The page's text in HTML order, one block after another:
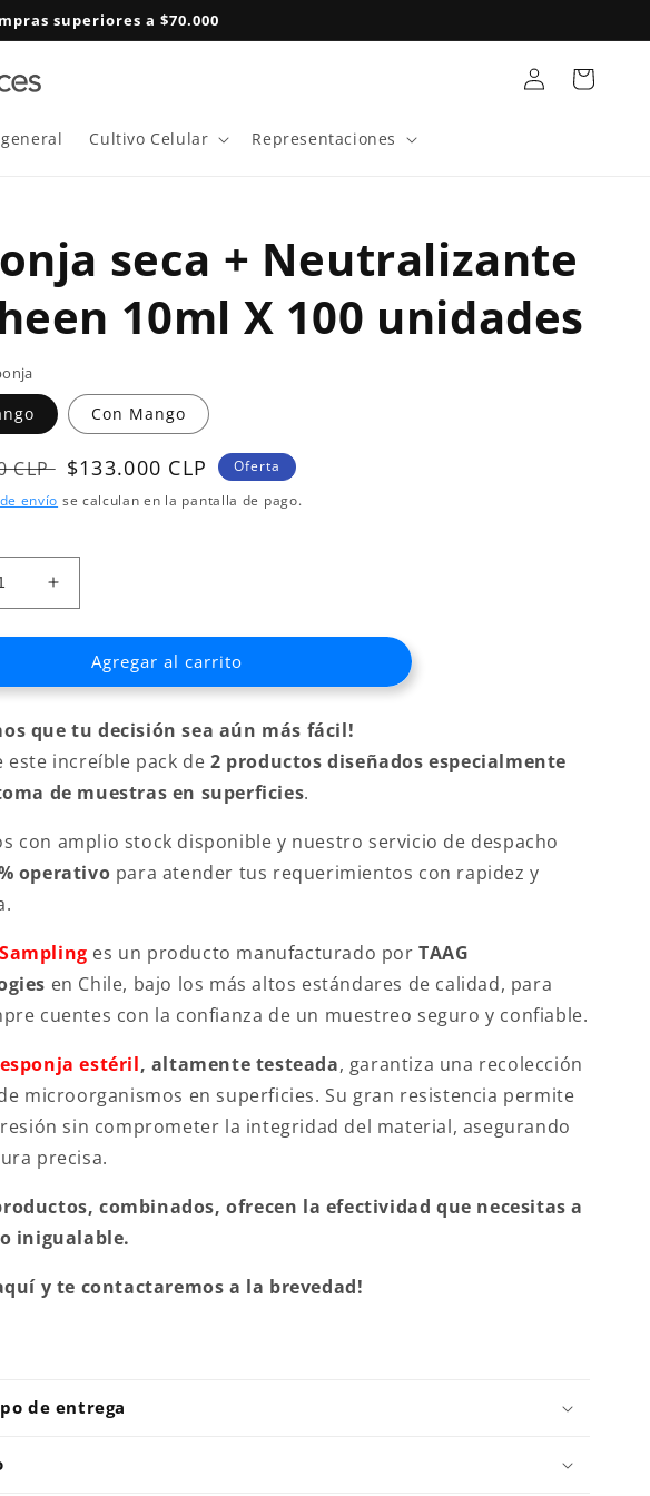
superiores a $70.000
Cultivo Celular Representaciones
Iniciar
sesión
Carrito
seca + Neutralizante
10ml X 100 unidades
Con Mango
CLP Precio
de
$133.000 CLP
Oferta
envío se calculan en la pantalla de pago.
Aumentar
cantidad
para
Esponja
seca
Neutralizante
Letheen
X
unidades
Agregar al carrito
que tu decisión sea aún más fácil!
este increíble pack de 2 productos diseñados especialmente
de muestras en superficies.
con amplio stock disponible y nuestro servicio de despacho
operativo para atender tus requerimientos con rapidez y
es un producto manufacturado porTAAG
en Chile, bajo los más altos estándares de calidad, para
cuentes con la confianza de un muestreo seguro y confiable.
esponja estéril, altamente testeada, garantiza una recolección
microorganismos en superficies. Su gran resistencia permite
sin comprometer la integridad del material, asegurando
precisa.
combinados, ofrecen la efectividad que necesitas a
inigualable.
y te contactaremos a la brevedad!
de entrega